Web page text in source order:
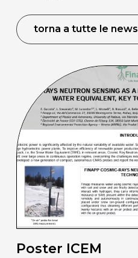
torna a tutte le news
Poster ICEM